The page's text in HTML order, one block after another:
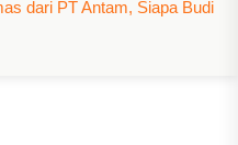
dari PT Antam, Siapa Budi